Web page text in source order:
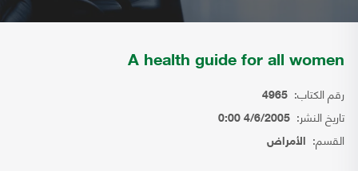
A health guide for all women
رقم الكتاب: 4965
تاريخ النشر: 4/6/2005 0:00
القسم: الأمراض